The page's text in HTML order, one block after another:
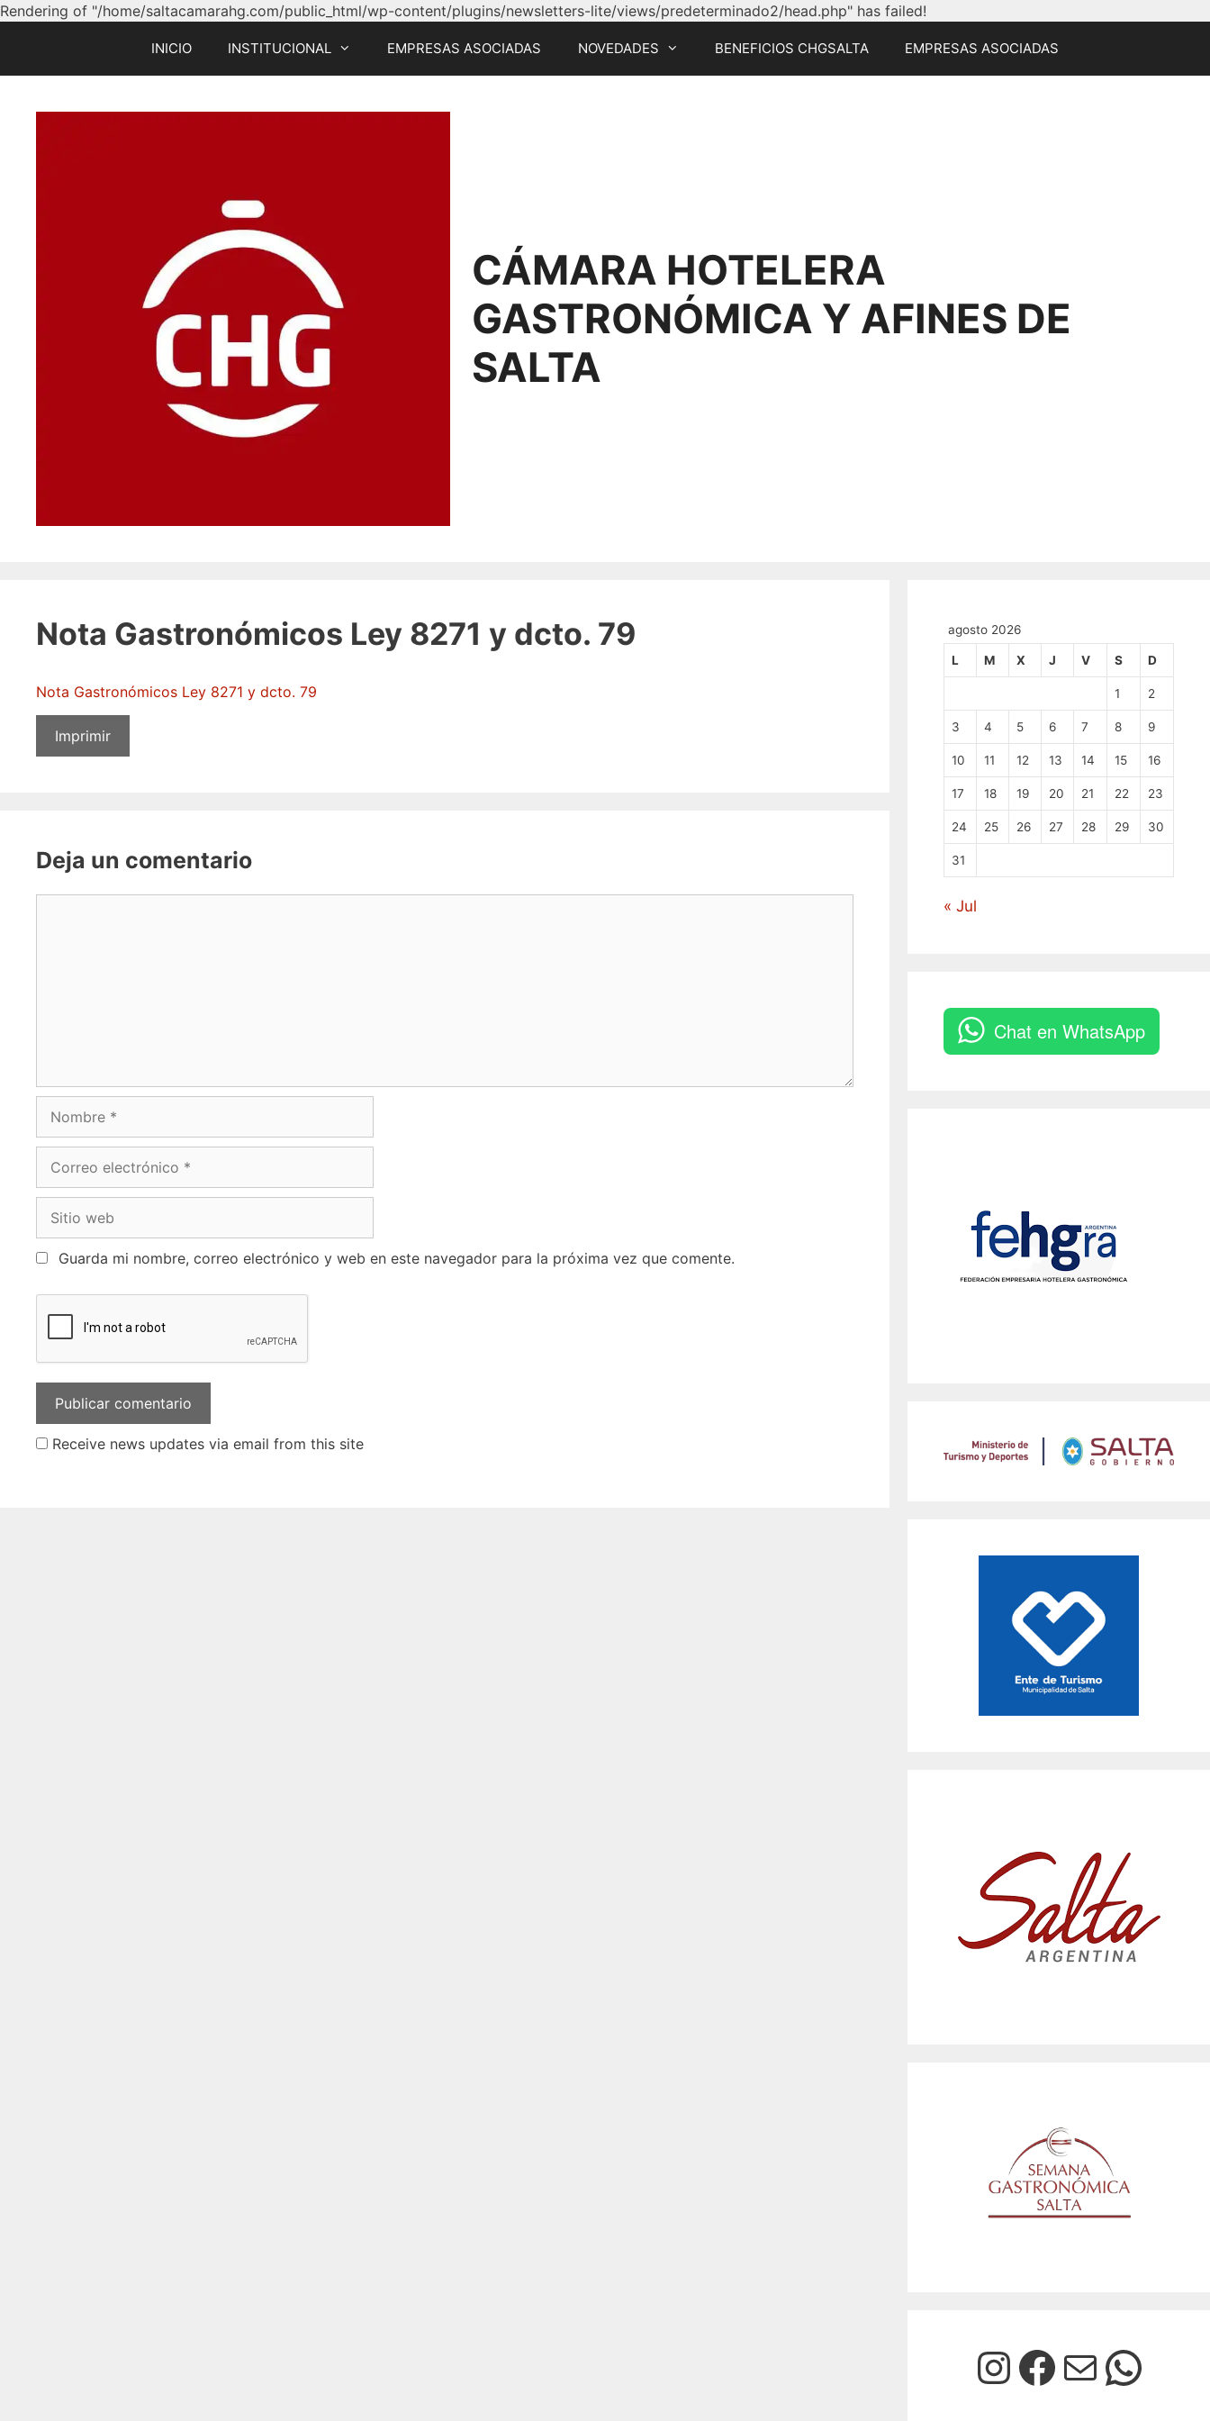
Rendering of "/home/saltacamarahg.com/public_html/wp-content/plugins/newsletters-lite/views/predeterminado2/head.php" has failed!
INICIO INSTITUCIONAL EMPRESAS ASOCIADAS NOVEDADES BENEFICIOS CHGSALTA EMPRESAS ASOCIADAS
CÁMARA HOTELERA
GASTRONÓMICA Y AFINES DE
SALTA
Nota Gastronómicos Ley 8271 y dcto. 79
Nota Gastronómicos Ley 8271 y dcto. 79
Imprimir
Deja un comentario
Guarda mi nombre, correo electrónico y web en este navegador para la próxima vez que comente.
Receive news updates via email from this site
agosto 2026
L M X J V S D
1 2
3 4 5 6 7 8 9
10 11 12 13 14 15 16
17 18 19 20 21 22 23
24 25 26 27 28 29 30
31
« Jul
Chat en WhatsApp